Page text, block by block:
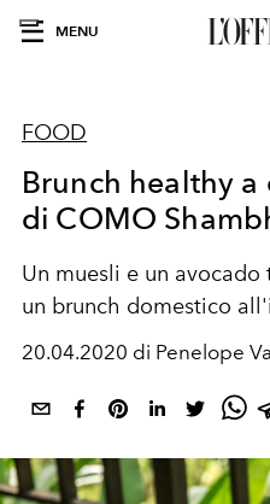
MENU
FOOD
Brunch healthy a
di COMO
Un muesli e un
un brunch domestico
20.04.2020 di Penelope